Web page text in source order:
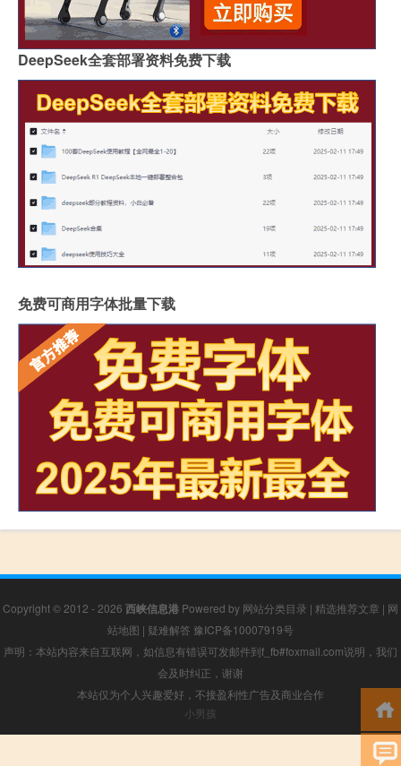
DeepSeek全套部署资料免费下载
免费可商用字体批量下载
Copyright © 2012 - 2026 西峡信息港 Powered by 网站分类目录 | 精选推荐文章 | 网
站地图 | 疑难解答 豫ICP备10007919号
声明：本站内容来自互联网，如信息有错误可发邮件到f_fb#foxmail.com说明，我们
会及时纠正，谢谢
本站仅为个人兴趣爱好，不接盈利性广告及商业合作
小男孩